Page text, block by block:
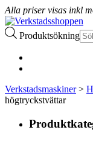
Alla priser visas inkl
Produktsökning
Verkstadsmaskiner>
högtryckstvättar